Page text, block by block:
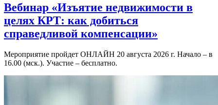
Вебинар «Изъятие недвижимости в
целях КРТ: как добиться
справедливой компенсации»
Мероприятие пройдет ОНЛАЙН 20 августа 2026 г. Начало – в
16.00 (мск.). Участие – бесплатно.